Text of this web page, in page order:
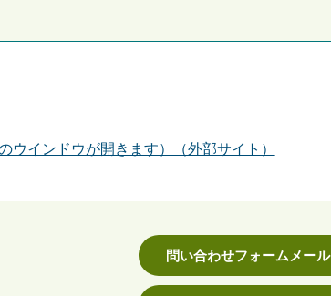
インドウが開きます）（外部サイト）
問い合わせフォームメール